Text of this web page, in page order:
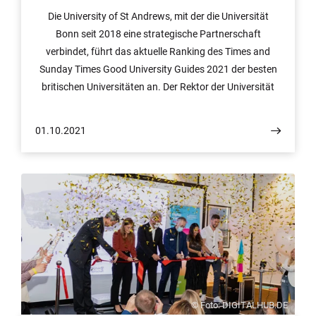
Die University of St Andrews, mit der die Universität
Bonn seit 2018 eine strategische Partnerschaft
verbindet, führt das aktuelle Ranking des Times and
Sunday Times Good University Guides 2021 der besten
britischen Universitäten an. Der Rektor der Universität
01.10.2021
© Foto: DIGITALHUB.DE